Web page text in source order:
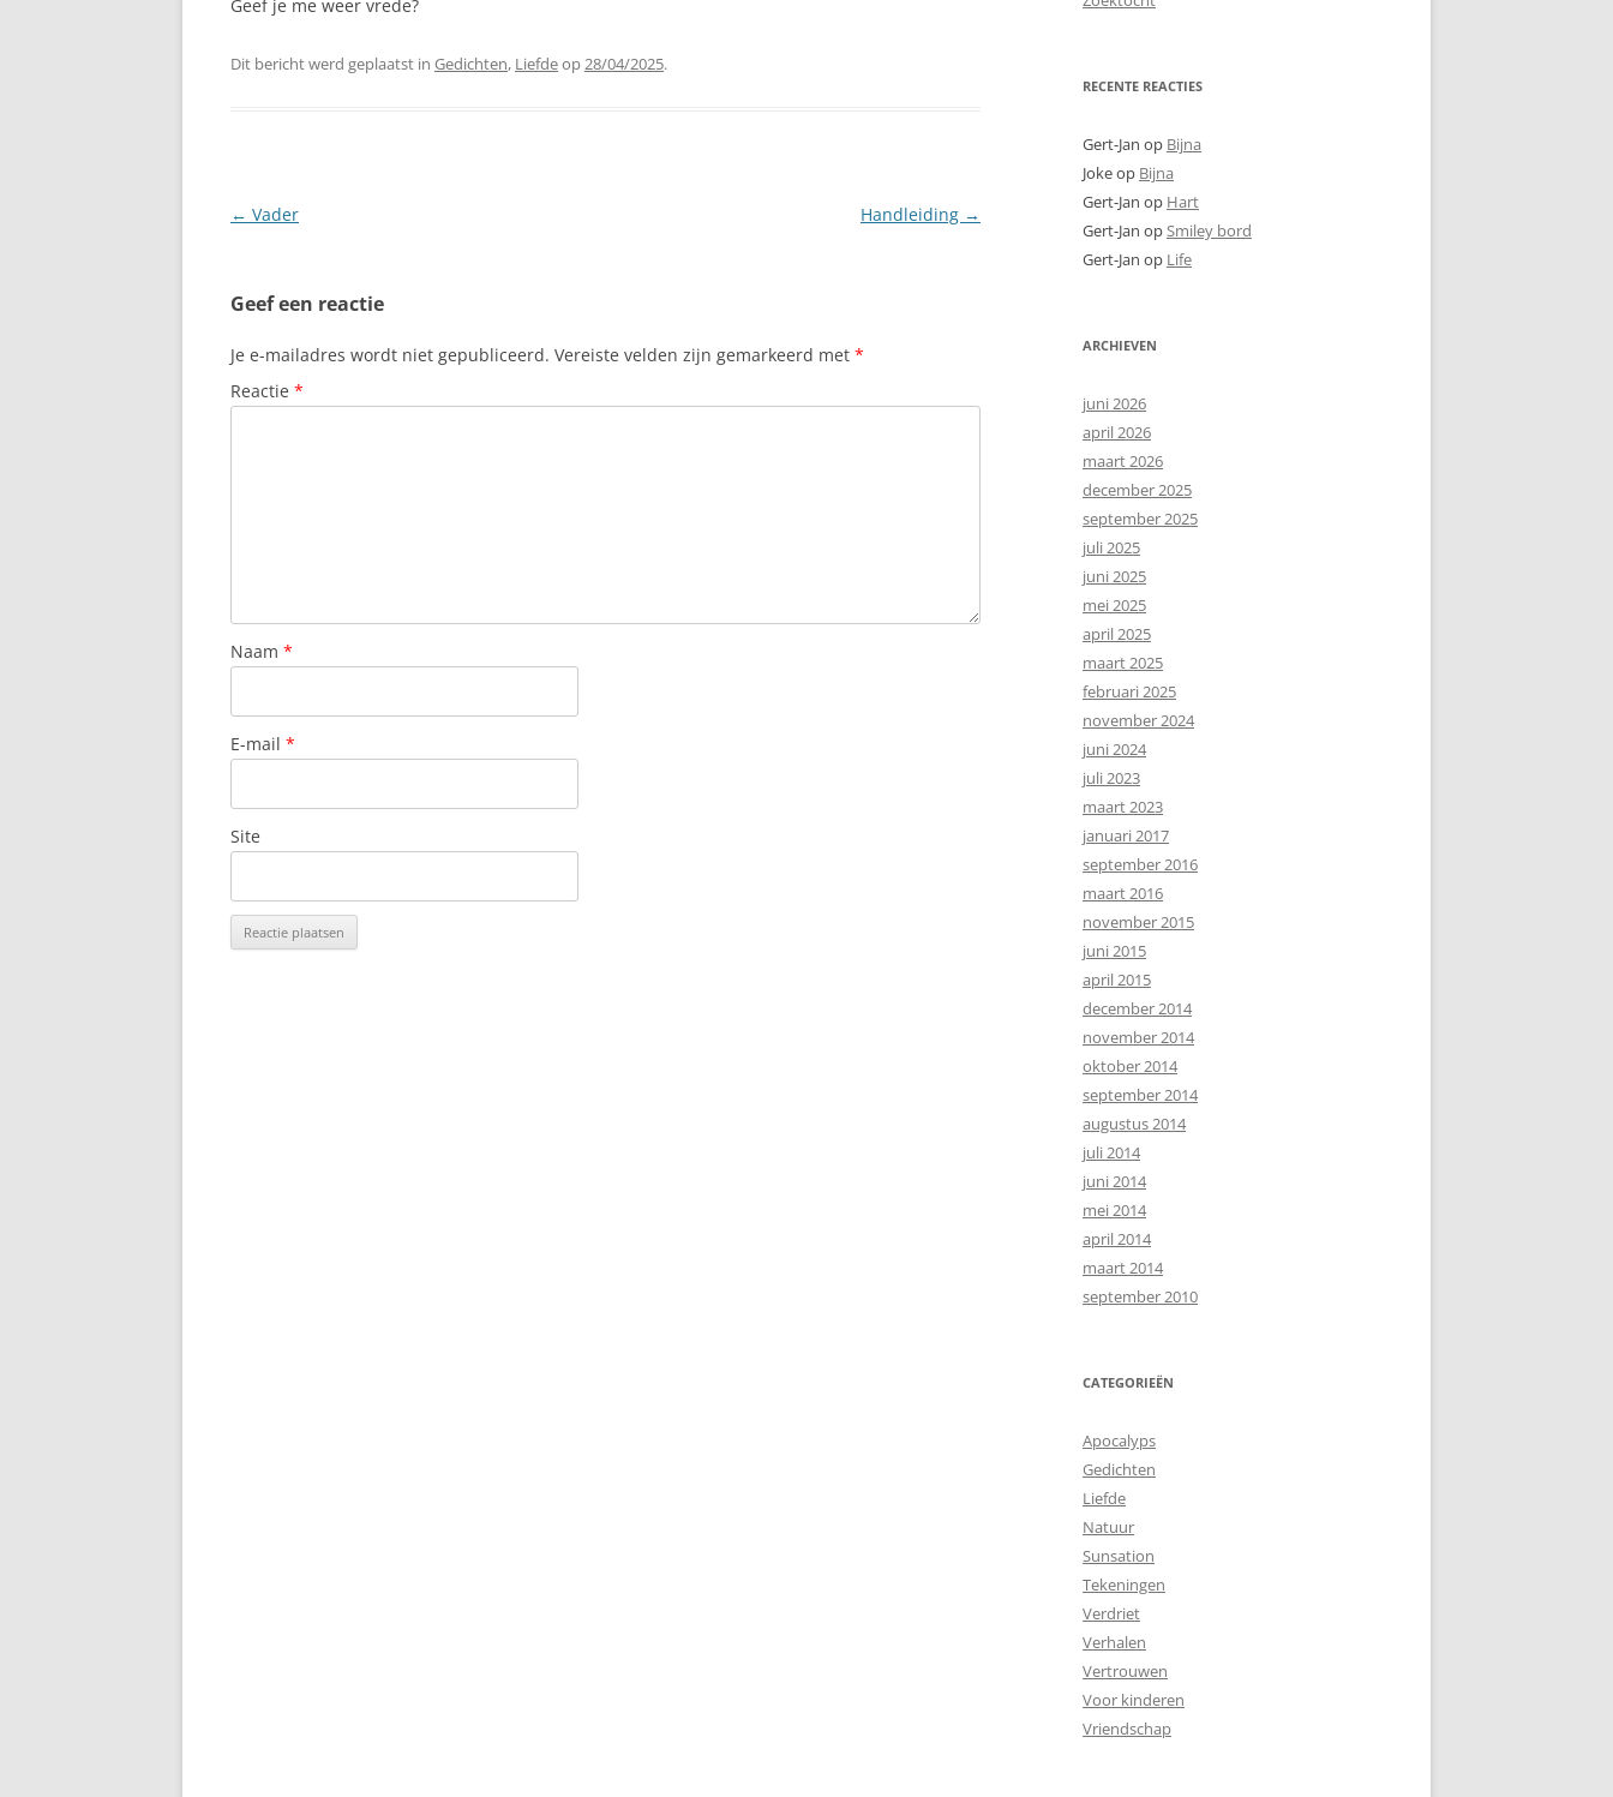
Geef je me weer vrede?
Dit bericht werd geplaatst in Gedichten, Liefdeop28/04/2025.
Berichtnavigatie
← Vader Handleiding →
Geef een reactie
Je e-mailadres wordt niet gepubliceerd. Vereiste velden zijn gemarkeerd met *
Reactie *
Naam *
E-mail *
Site
RECENTE REACTIES
Gert-Jan op Bijna
Jokeop Bijna
Gert-Jan op Hart
Gert-Jan opSmiley bord
Gert-Jan op Life
ARCHIEVEN
juni 2026
april 2026
maart 2026
december 2025
september 2025
juli 2025
juni 2025
mei 2025
april 2025
maart 2025
februari 2025
november 2024
juni 2024
juli 2023
maart 2023
januari 2017
september 2016
maart 2016
november 2015
juni 2015
april 2015
december 2014
november 2014
oktober 2014
september 2014
augustus 2014
juli 2014
juni 2014
mei 2014
april 2014
maart 2014
september 2010
CATEGORIEËN
Apocalyps
Gedichten
Liefde
Natuur
Sunsation
Tekeningen
Verdriet
Verhalen
Vertrouwen
Voor kinderen
Vriendschap